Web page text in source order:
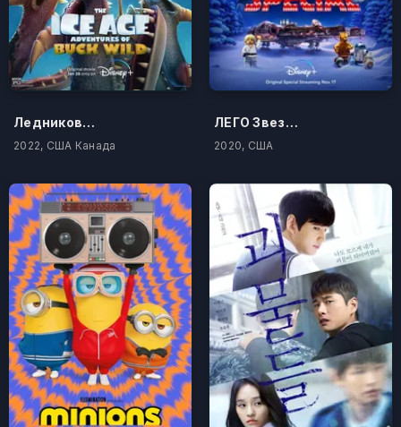
Ледниковый период: Приключения Бака
2022, США Канада
ЛЕГО Звездные войны: Праздничный спецвыпуск
2020, США